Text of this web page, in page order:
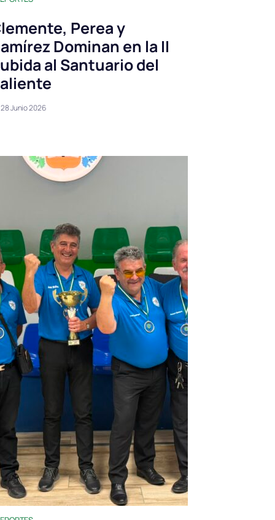
Perea y
Dominan en la II
al Santuario del
28 Junio 2026